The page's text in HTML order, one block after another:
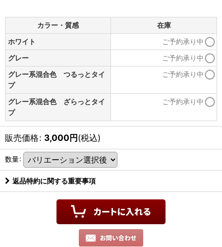
カラー・質感
在庫
ホワイト
ご予約承り中
グレー
ご予約承り中
グレー系混合色 つるっとタイ
プ
ご予約承り中
グレー系混合色 ざらっとタイ
プ
ご予約承り中
販売価格: 3,000円(税込)
数量:
返品特約に関する重要事項